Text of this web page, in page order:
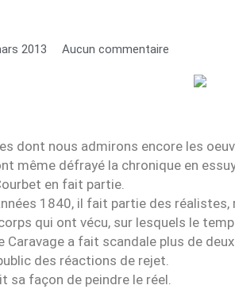
2013 Aucun commentaire
dont nous admirons encore les
même défrayé la chronique en
en fait partie.
1840, il fait partie des
qui ont vécu, sur lesquels le
Caravage a fait scandale plus de
des réactions de rejet.
sa façon de peindre le réel.